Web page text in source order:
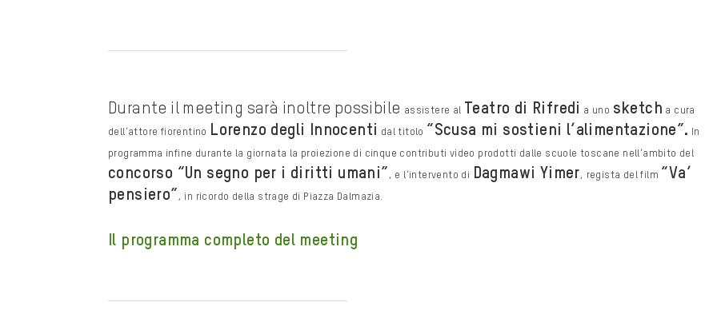
Durante il meeting sarà inoltre possibile assistere al Teatro di Rifredi a uno sketch a cura
dell’attore fiorentino Lorenzo degli Innocenti dal titolo “Scusa mi sostieni l’alimentazione”. In
programma infine durante la giornata la proiezione di cinque contributi video prodotti dalle scuole toscane nell’ambito del
concorso “Un segno per i diritti umani” , e l’intervento di Dagmawi Yimer, regista del film “Va’
pensiero” , in ricordo della strage di Piazza Dalmazia.
Il programma completo del meeting